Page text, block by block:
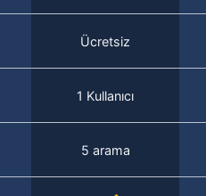
Ücretsiz
1 Kullanıcı
5 arama